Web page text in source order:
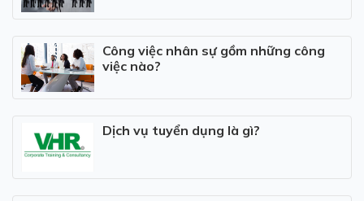
Công việc nhân sự gồm những công
việc nào?
Dịch vụ tuyển dụng là gì?